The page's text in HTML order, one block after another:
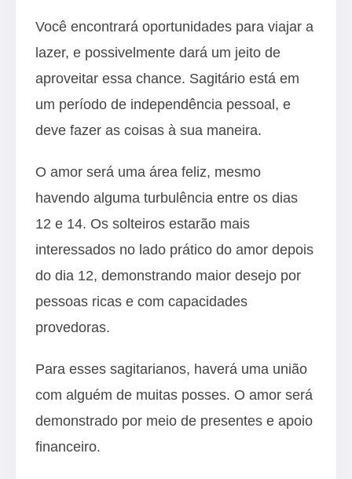
Você encontrará oportunidades para viajar a
lazer, e possivelmente dará um jeito de
aproveitar essa chance. Sagitário está em
um período de independência pessoal, e
deve fazer as coisas à sua maneira.
O amor será uma área feliz, mesmo
havendo alguma turbulência entre os dias
12 e 14. Os solteiros estarão mais
interessados no lado prático do amor depois
do dia 12, demonstrando maior desejo por
pessoas ricas e com capacidades
provedoras.
Para esses sagitarianos, haverá uma união
com alguém de muitas posses. O amor será
demonstrado por meio de presentes e apoio
financeiro.